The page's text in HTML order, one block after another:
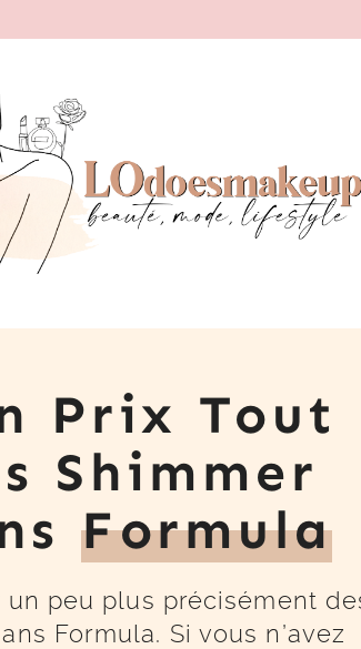
Prix Tout
Shimmer
Formula
peu plus précisément
Formula. Si vous n’avez